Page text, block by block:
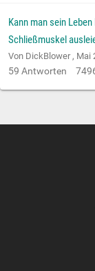
Kann man sein
Schließmuskel
Von DickBlower , Mai
59 Antworten